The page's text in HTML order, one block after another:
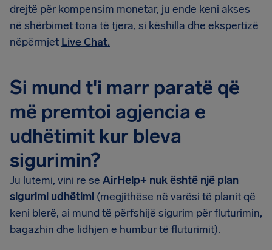
drejtë për kompensim monetar, ju ende keni akses
në shërbimet tona të tjera, si këshilla dhe ekspertizë
nëpërmjet Live Chat.
Si mund t'i marr paratë që
më premtoi agjencia e
udhëtimit kur bleva
sigurimin?
Ju lutemi, vini re se AirHelp+ nuk është një plan
sigurimi udhëtimi (megjithëse në varësi të planit që
keni blerë, ai mund të përfshijë sigurim për fluturimin,
bagazhin dhe lidhjen e humbur të fluturimit).